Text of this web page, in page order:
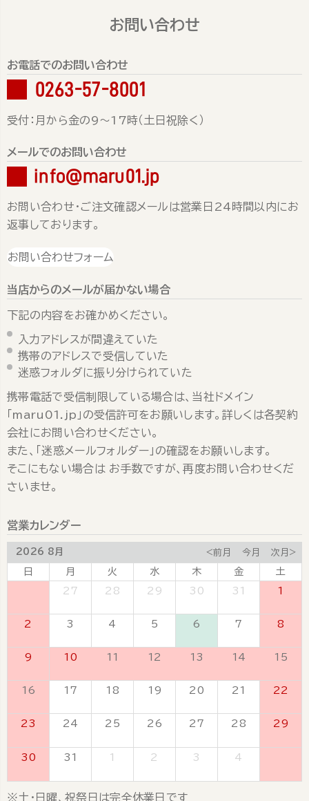
お問い合わせ
お電話でのお問い合わせ
0263-57-8001
受付：月から金の9～17時（土日祝除く）
メールでのお問い合わせ
info@maru01.jp
お問い合わせ・ご注文確認メールは営業日24時間以内にお
返事しております。
お問い合わせフォーム
当店からのメールが届かない場合
下記の内容をお確かめください。
入力アドレスが間違えていた
携帯のアドレスで受信していた
迷惑フォルダに振り分けられていた
携帯電話で受信制限している場合は、当社ドメイン
「maru01.jp」の受信許可をお願いします。詳しくは各契約
会社にお問い合わせください。
また、「迷惑メールフォルダー」の確認をお願いします。
そこにもない場合は お手数ですが、再度お問い合わせくだ
さいませ。
営業カレンダー
2026 8月 <前月 今月 次月>
日 月 火 水 木 金
土
27 28 29 30 31 1
2 3 4 5 6 7 8
9 10 11 12 13 14 15
16 17 18 19 20 21 22
23 24 25 26 27 28 29
30 31 1 2 3 4
※土・日曜、祝祭日は完全休業日です